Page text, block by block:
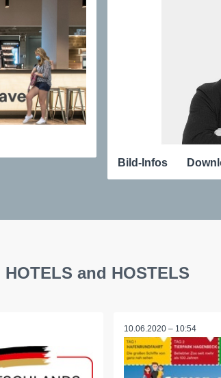
Bild-Infos
and HOSTELS
10.06.2020 – 10:54